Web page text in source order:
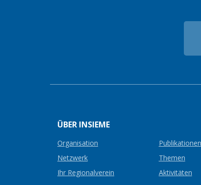
ÜBER INSIEME
Organisation
Publikationen
Netzwerk
Themen
Ihr Regionalverein
Aktivitäten